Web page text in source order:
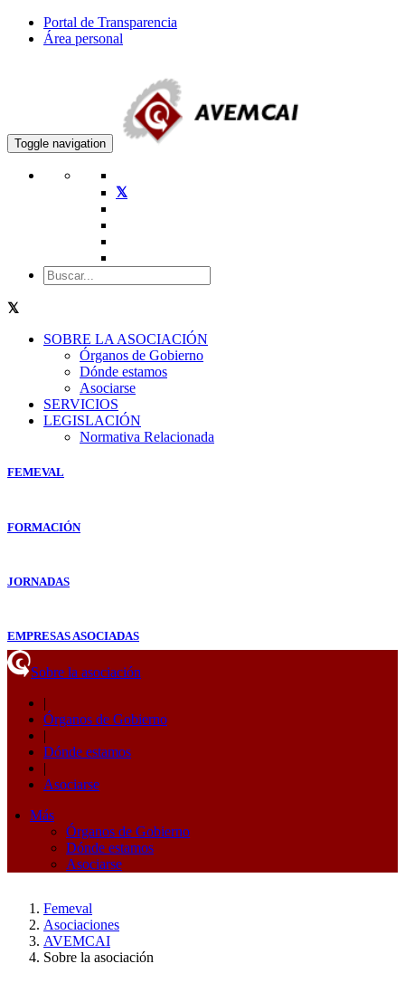
Portal de Transparencia
Área personal
Toggle navigation
SOBRE LA ASOCIACIÓN
Órganos de Gobierno
Dónde estamos
Asociarse
SERVICIOS
LEGISLACIÓN
Normativa Relacionada
FEMEVAL
FORMACIÓN
JORNADAS
EMPRESAS ASOCIADAS
Sobre la asociación
Órganos de Gobierno
Dónde estamos
Asociarse
Más
Órganos de Gobierno
Dónde estamos
Asociarse
Femeval
Asociaciones
AVEMCAI
Sobre la asociación